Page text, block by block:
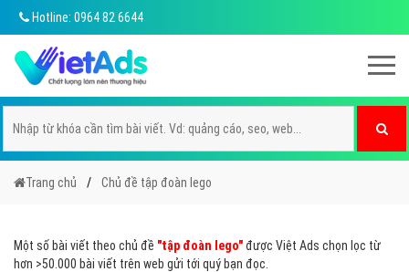
Hotline: 0964 82 6644
Trang chủ Chủ đề tập đoàn lego
Một số bài viết theo chủ đề "tập đoàn lego"được Việt Ads chọn lọc từ
hơn >50.000 bài viết trên web gửi tới quý bạn đọc.